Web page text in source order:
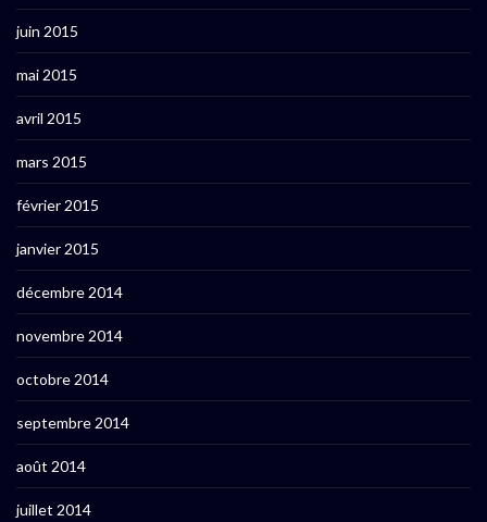
juin 2015
mai 2015
avril 2015
mars 2015
février 2015
janvier 2015
décembre 2014
novembre 2014
octobre 2014
septembre 2014
août 2014
juillet 2014